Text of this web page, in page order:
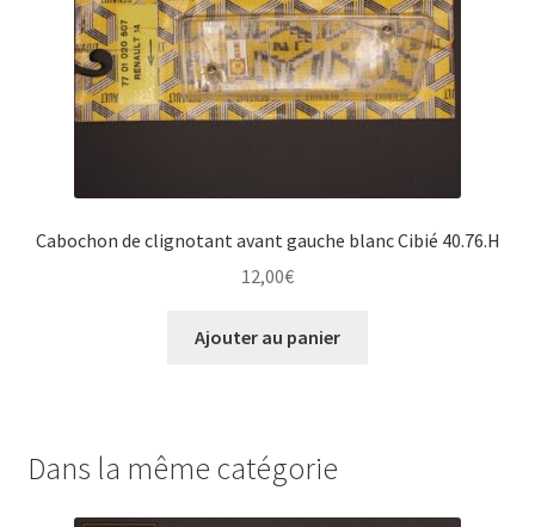
Cabochon de clignotant avant gauche blanc Cibié 40.76.H
12,00€
Ajouter au panier
Dans la même catégorie